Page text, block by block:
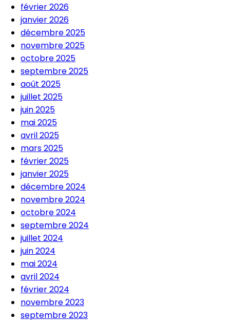
février 2026
janvier 2026
décembre 2025
novembre 2025
octobre 2025
septembre 2025
août 2025
juillet 2025
juin 2025
mai 2025
avril 2025
mars 2025
février 2025
janvier 2025
décembre 2024
novembre 2024
octobre 2024
septembre 2024
juillet 2024
juin 2024
mai 2024
avril 2024
février 2024
novembre 2023
septembre 2023